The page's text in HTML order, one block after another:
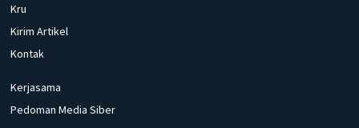
Kru
Kirim Artikel
Kontak
Kerjasama
Pedoman Media Siber